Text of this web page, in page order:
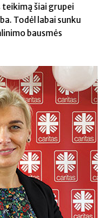
teikimą šiai grupei
Todėl labai sunku
bausmės